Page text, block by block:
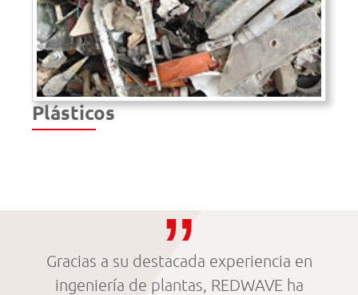
Plásticos
Gracias a su destacada experiencia en
ingeniería de plantas, REDWAVE ha